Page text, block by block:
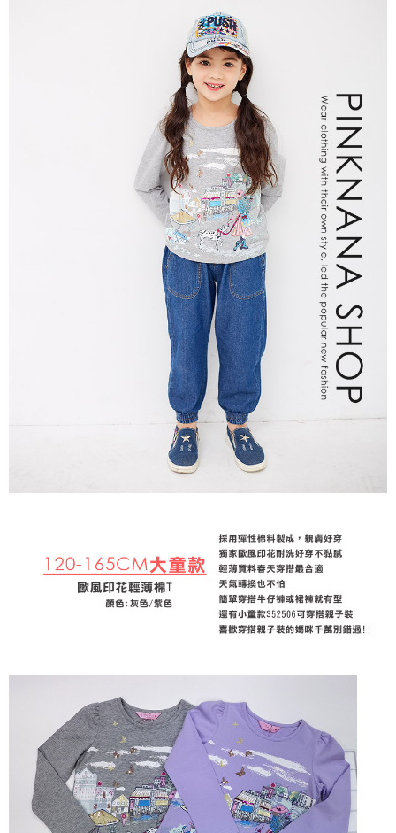
每筆NT$80，滿NT$2,000(含以上)免運費
每筆NT$80，滿NT$2,000(含以上)免運費
每筆NT$80，滿NT$2,000(含以上)免運費